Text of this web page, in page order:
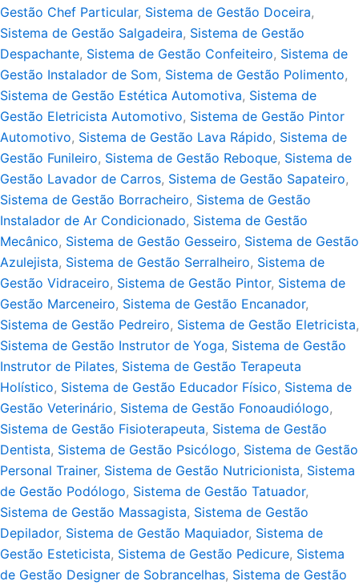
Gestão Chef Particular, Sistema de Gestão Doceira,
Sistema de Gestão Salgadeira, Sistema de Gestão
Despachante, Sistema de Gestão Confeiteiro, Sistema de
Gestão Instalador de Som, Sistema de Gestão Polimento,
Sistema de Gestão Estética Automotiva, Sistema de
Gestão Eletricista Automotivo, Sistema de Gestão Pintor
Automotivo, Sistema de Gestão Lava Rápido, Sistema de
Gestão Funileiro, Sistema de Gestão Reboque, Sistema de
Gestão Lavador de Carros, Sistema de Gestão Sapateiro,
Sistema de Gestão Borracheiro, Sistema de Gestão
Instalador de Ar Condicionado, Sistema de Gestão
Mecânico, Sistema de Gestão Gesseiro, Sistema de Gestão
Azulejista, Sistema de Gestão Serralheiro, Sistema de
Gestão Vidraceiro, Sistema de Gestão Pintor, Sistema de
Gestão Marceneiro, Sistema de Gestão Encanador,
Sistema de Gestão Pedreiro, Sistema de Gestão Eletricista,
Sistema de Gestão Instrutor de Yoga, Sistema de Gestão
Instrutor de Pilates, Sistema de Gestão Terapeuta
Holístico, Sistema de Gestão Educador Físico, Sistema de
Gestão Veterinário, Sistema de Gestão Fonoaudiólogo,
Sistema de Gestão Fisioterapeuta, Sistema de Gestão
Dentista, Sistema de Gestão Psicólogo, Sistema de Gestão
Personal Trainer, Sistema de Gestão Nutricionista, Sistema
de Gestão Podólogo, Sistema de Gestão Tatuador,
Sistema de Gestão Massagista, Sistema de Gestão
Depilador, Sistema de Gestão Maquiador, Sistema de
Gestão Esteticista, Sistema de Gestão Pedicure, Sistema
de Gestão Designer de Sobrancelhas, Sistema de Gestão